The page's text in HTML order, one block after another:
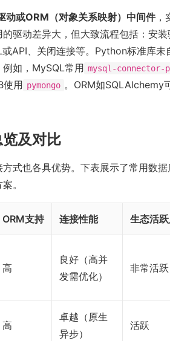
动或ORM（对象关系映射）中间件，
驱动差异大，但大致流程包括：安
API、关闭连接等。Python标准库未
如，MySQL常用 mysql-connector-
使用 pymongo 。ORM如SQLAlchemy
及对比
式也各具优势。下表展示了常用数
。
ORM支持 连接性能 生态活
高
良好（高并
发需优化）
非常活跃
高
卓越（原生
异步）
活跃